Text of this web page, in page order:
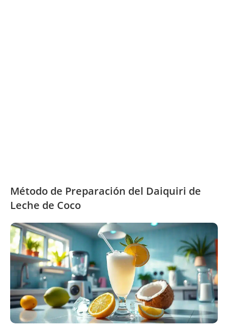
Método de Preparación del Daiquiri de
Leche de Coco